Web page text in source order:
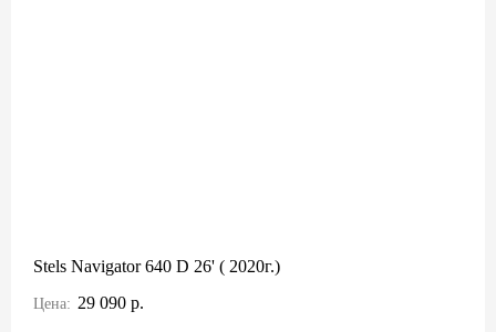
Stels Navigator 640 D 26' ( 2020г.)
Цена: 29 090 р.